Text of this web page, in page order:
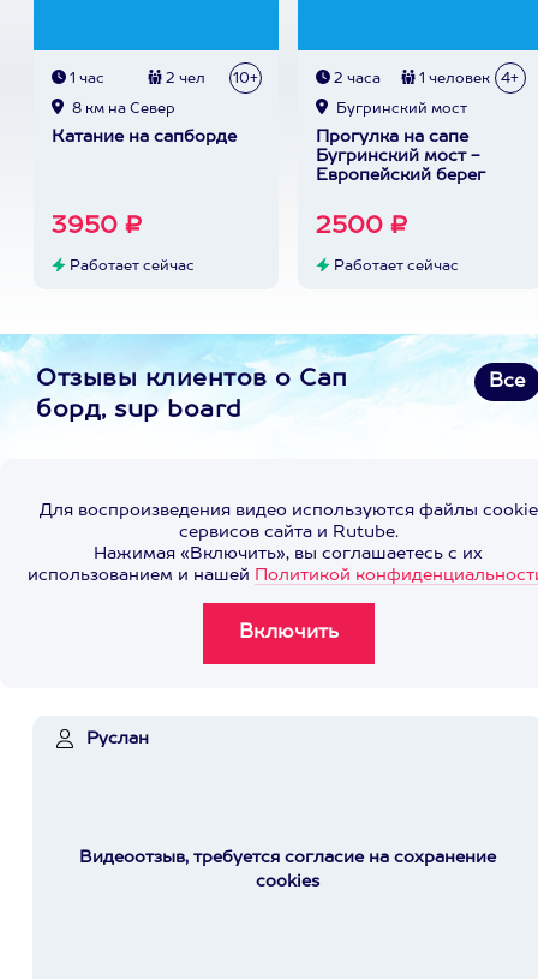
1 час 2 чел 10+
8 км на Север
Катание на сапборде
3950 ₽
Работает сейчас
2 часа 1 человек 4+
Бугринский мост
Прогулка на сапе
Бугринский мост -
Европейский берег
2500 ₽
Работает сейчас
Отзывы клиентов о Сап
борд, sup board
Все
Для воспроизведения видео используются файлы cookie
сервисов сайта и Rutube.
Нажимая «Включить», вы соглашаетесь с их
использованием и нашей Политикой
Руслан
Видеоотзыв, требуется согласие на сохранение
cookies